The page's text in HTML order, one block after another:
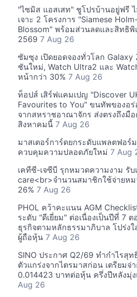
"ไซมิส แอสเสท" ชูโปรบ้านอยู่ฟรี
เจาะ 2 โครงการ "Siamese
Blossom" พร้อมส่วนลดและสิทธิพิ
2569 7 Aug 26
ซัมซุง เปิดยอดจองทั่วโลก Galaxy
ชันใหม่, Watch Ultra2 และ
หน้ากว่า 30% 7 Aug 26
ท็อปส์ เสิร์ฟแคมเปญ "Discover
Favourites to You" ขนทัพของอร่
จากสหราชอาณาจักร ส่งตรงถึงมื
สิงหาคมนี้ 7 Aug 26
มาสเตอร์การ์ดยกระดับแพลตฟอร์
ควบคุมความปลอดภัยใหม่ 7 Aug
เคทีซี-เจซีบี รุกหมวดความงาม รั
care<br>จำนวนสมาชิกใช้จ่ายหม
26% 7 Aug 26
PHOL คว้าคะแนน AGM
ระดับ "ดีเยี่ยม" ต่อเนื่องเป็นปีที่ 7 ต
ธุรกิจตามหลักธรรมาภิบาล โปร่ง
ผู้ถือหุ้น 7 Aug 26
SINO ประกาศ Q2/69 ทำกำไรสุ
ตัวแกร่งจากไตรมาสก่อน เตรียมจ่
0.014423 บาทต่อหุ้น ครึ่งปีหลังมุ่ง
Aug 26